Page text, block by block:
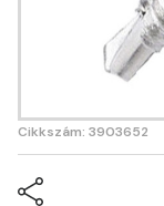
Cikkszám: 3903652